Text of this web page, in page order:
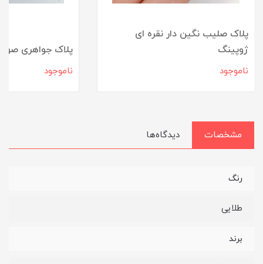
پلاک صلیب نگین دار نقره ای
ژوپینگ
ناموجود
پلاک جواهری
ناموجود
مشخصات دیدگاه‌ها
رنگ
طلایی
برند